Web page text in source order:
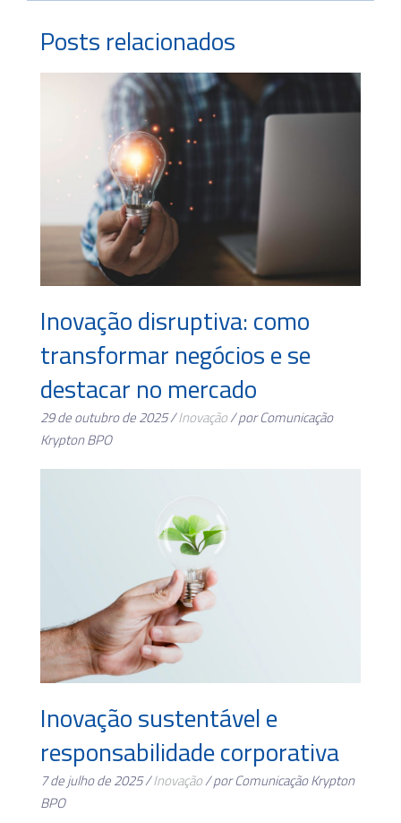
Posts relacionados
Inovação disruptiva: como
transformar negócios e se
destacar no mercado
29 de outubro de 2025 /Inovação/ por Comunicação
Krypton BPO
Inovação sustentável e
responsabilidade corporativa
7 de julho de 2025 /Inovação/ por Comunicação Krypton
BPO